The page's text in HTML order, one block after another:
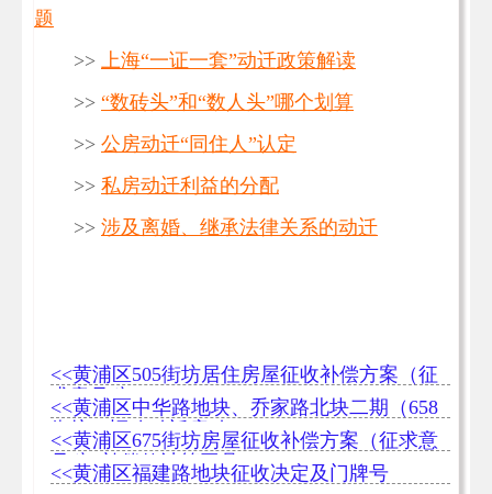
题
>> 上海“一证一套”动迁政策解读
>> “数砖头”和“数人头”哪个划算
>> 公房动迁“同住人”认定
>> 私房动迁利益的分配
>> 涉及离婚、继承法律关系的动迁
<<黄浦区505街坊居住房屋征收补偿方案（征
求意见稿）
<<黄浦区中华路地块、乔家路北块二期（658
街坊）旧改动迁启动
<<黄浦区675街坊房屋征收补偿方案（征求意
见稿+补偿款计算工具）
<<黄浦区福建路地块征收决定及门牌号